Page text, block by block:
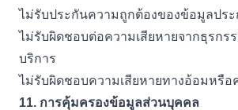
ไม่รับประกันความถูกต้องของข้อมูลประ
ไม่รับผิดชอบต่อความเสียหายจากธุรกร
บริการ
ไม่รับผิดชอบความเสียหายทางอ้อมหรือ
11. การคุ้มครองข้อมูลส่วนบุคคล